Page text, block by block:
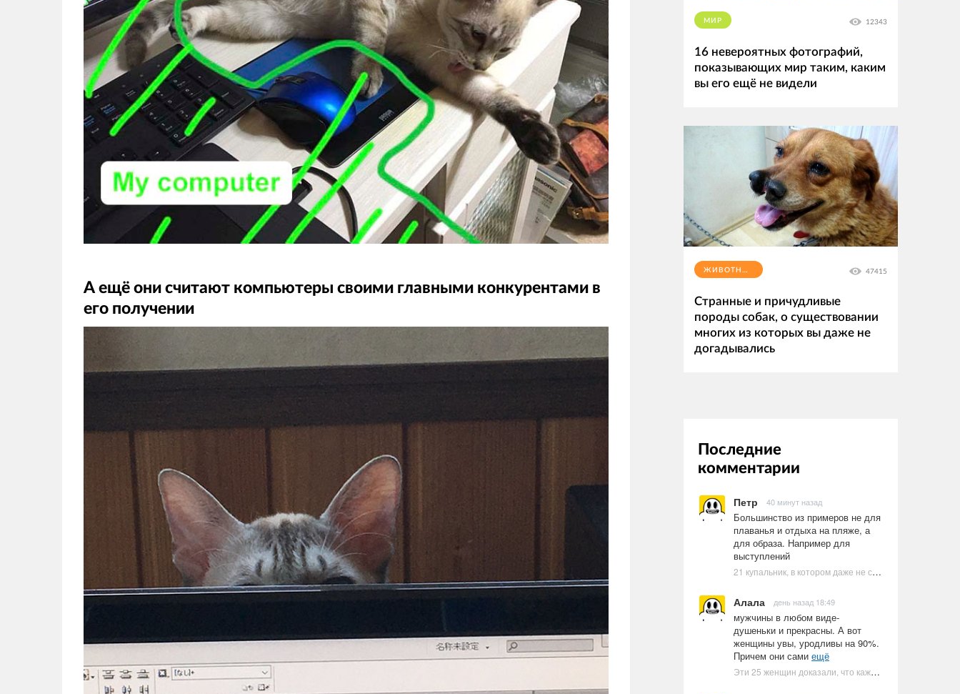
А ещё они считают компьютеры своими главными конкурентами в
его получении
МИР 12343
16 невероятных фотографий,
показывающих мир таким, каким
вы его ещё не видели
ЖИВОТНЫЕ 47415
Странные и причудливые
породы собак, о существовании
многих из которых вы даже не
догадывались
Последние
комментарии
Петр 40 минут назад
Большинство из примеров не для
плаванья и отдыха на пляже, а
для образа. Например для
выступлений
21 купальник, в котором даже не стоит пытаться плавать
Алала день назад 18:49
мужчины в любом виде-
душеньки и прекрасны. А вот
женщины увы, уродливы на 90%.
Причем они сами ещё
Эти 25 женщин доказали, что каждое тело имеет право быть в бикини